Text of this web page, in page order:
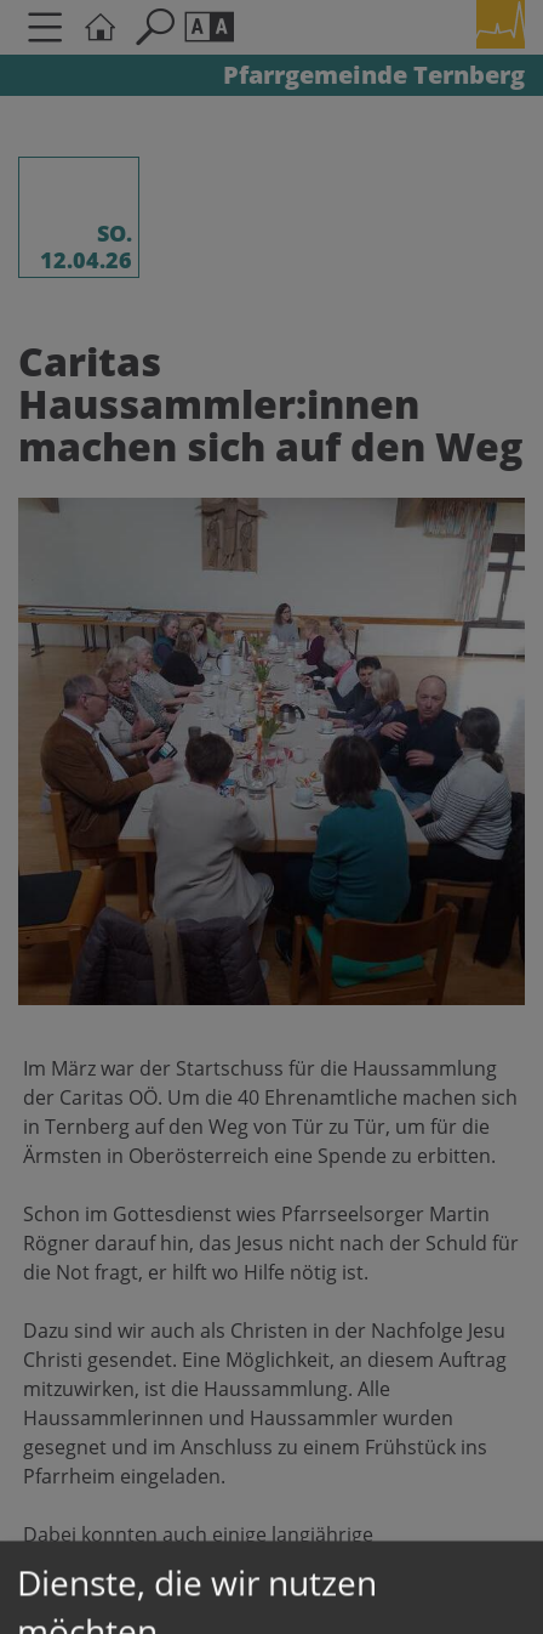
Pfarrgemeinde Ternberg
Schriftgröße
AA
A A A
SO.
12.04.26
Caritas
Haussammler:innen
machen sich auf den Weg
Im März war der Startschuss für die Haussammlung
der Caritas OÖ. Um die 40 Ehrenamtliche machen sich
in Ternberg auf den Weg von Tür zu Tür, um für die
Ärmsten in Oberösterreich eine Spende zu erbitten.
Schon im Gottesdienst wies Pfarrseelsorger Martin
Rögner darauf hin, das Jesus nicht nach der Schuld für
die Not fragt, er hilft wo Hilfe nötig ist.
Dazu sind wir auch als Christen in der Nachfolge Jesu
Christi gesendet. Eine Möglichkeit, an diesem Auftrag
mitzuwirken, ist die Haussammlung. Alle
Haussammlerinnen und Haussammler wurden
gesegnet und im Anschluss zu einem Frühstück ins
Pfarrheim eingeladen.
Dabei konnten auch einige langjährige
Haussammlerinnen geehrt werden:
Dienste, die wir nutzen